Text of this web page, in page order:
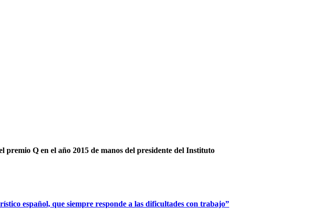
Q en el año 2015 de manos del presidente del Instituto
español, que siempre responde a las dificultades con trabajo”